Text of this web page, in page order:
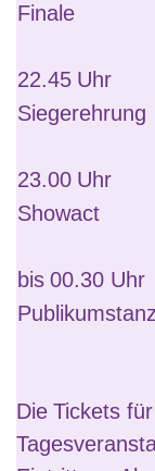
Finale
22.45 Uhr
Siegerehrung
23.00 Uhr
Showact
bis 00.30 Uhr
Publikumstanz
Die Tickets